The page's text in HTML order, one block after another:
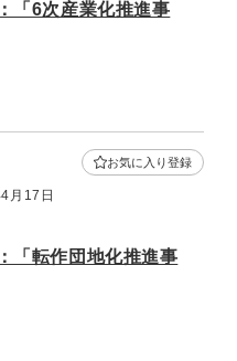
「6次産業化推進事
月17日
お気に入り登録
「転作団地化推進事